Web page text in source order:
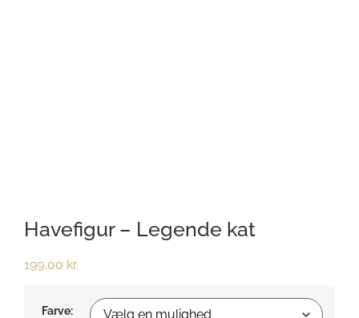
Havefigur – Legende kat
199,00 kr.
Farve: